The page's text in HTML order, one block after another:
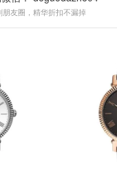
朋友圈，精华折扣不漏掉